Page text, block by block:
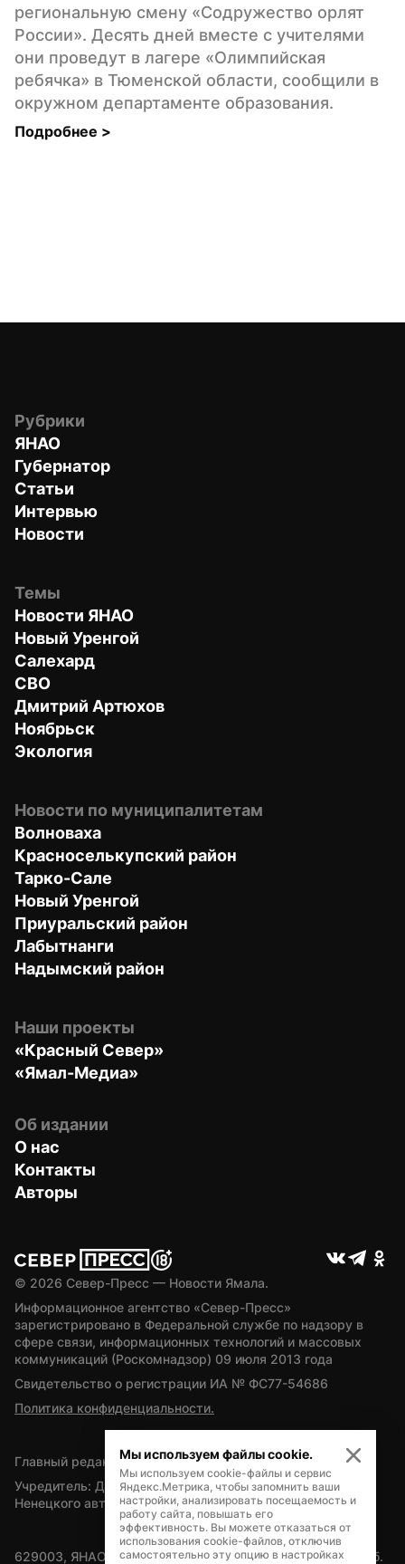
региональную смену «Содружество орлят
России». Десять дней вместе с учителями
они проведут в лагере «Олимпийская
ребячка» в Тюменской области, сообщили в
окружном департаменте образования.
Подробнее >
Рубрики
ЯНАО
Губернатор
Статьи
Интервью
Новости
Темы
Новости ЯНАО
Новый Уренгой
Салехард
СВО
Дмитрий Артюхов
Ноябрьск
Экология
Новости по муниципалитетам
Волноваха
Красноселькупский район
Тарко-Сале
Новый Уренгой
Приуральский район
Лабытнанги
Надымский район
Наши проекты
«Красный Север»
«Ямал-Медиа»
Об издании
О нас
Контакты
Авторы
© 2026 Север-Пресс — Новости Ямала.
Информационное агентство «Север-Пресс»
зарегистрировано в Федеральной службе по надзору в
сфере связи, информационных технологий и массовых
коммуникаций (Роскомнадзор) 09 июля 2013 года
Свидетельство о регистрации ИА № ФС77-54686
Политика конфиденциальности.
Главный редактор — А.Л. Поздеев
Учредитель: Департамент внутренней политики Ямало-
Ненецкого автономного округа
629003, ЯНАО, Салехард, мкр. Богдана Кнунянца, д.1, каб.
Мы используем файлы cookie.
Мы используем cookie-файлы и сервис
Яндекс.Метрика, чтобы запомнить ваши
настройки, анализировать посещаемость и
работу сайта, повышать его
эффективность. Вы можете отказаться от
использования cookie-файлов, отключив
самостоятельно эту опцию в настройках